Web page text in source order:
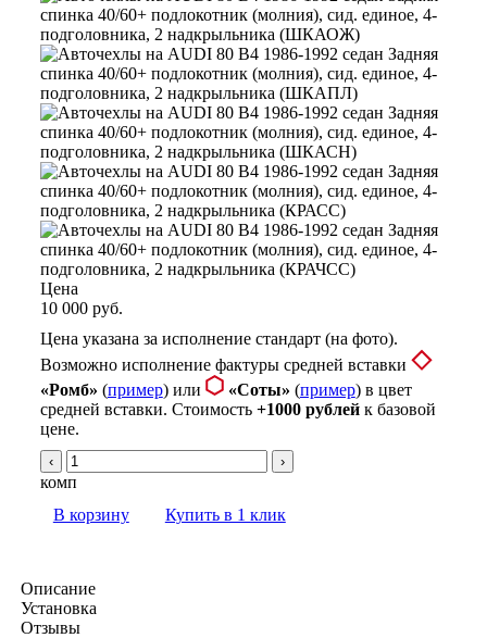
Цена
10 000 руб.
Цена указана за исполнение стандарт (на фото).
Возможно исполнение фактуры средней вставки
«Ромб» (пример) или «Соты» (пример) в цвет
средней вставки. Стоимость +1000 рублейк базовой
цене.
‹ ›
комп
В корзину
Купить в 1 клик
Описание
Установка
Отзывы